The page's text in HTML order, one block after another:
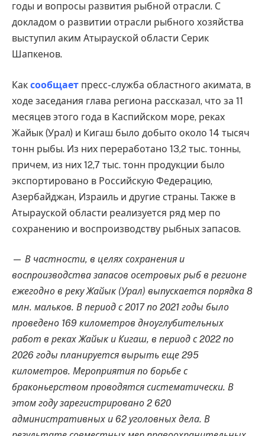
годы и вопросы развития рыбной отрасли. С
докладом о развитии отрасли рыбного хозяйства
выступил аким Атырауской области Серик
Шапкенов.
Как сообщает пресс-служба областного акимата, в
ходе заседания глава региона рассказал, что за 11
месяцев этого года в Каспийском море, реках
Жайык (Урал) и Кигаш было добыто около 14 тысяч
тонн рыбы. Из них переработано 13,2 тыс. тонны,
причем, из них 12,7 тыс. тонн продукции было
экспортировано в Российскую Федерацию,
Азербайджан, Израиль и другие страны. Также в
Атырауской области реализуется ряд мер по
сохранению и воспроизводству рыбных запасов.
— В частности, в целях сохранения и
воспроизводства запасов осетровых рыб в регионе
ежегодно в реку Жайык (Урал) выпускается порядка 8
млн. мальков. В период с 2017 по 2021 годы было
проведено 169 километров дноуглубительных
работ в реках Жайык и Кигаш, в период с 2022 по
2026 годы планируется вырыть еще 295
километров. Мероприятия по борьбе с
браконьерством проводятся систематически. В
этом году зарегистрировано 2 620
административных и 62 уголовных дела. В